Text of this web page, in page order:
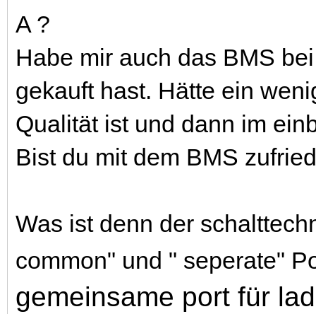
A ?
Habe mir auch das BMS
gekauft hast. Hätte ein
Qualität ist und dann im
Bist du mit dem BMS
Was ist denn der
common" und " seperate"
gemeinsame port für